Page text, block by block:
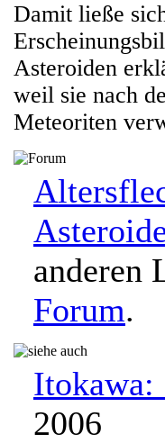
Damit ließe
Asteroiden
weil sie nach
Meteoriten
anderen
Forum.
Itokawa:
2006